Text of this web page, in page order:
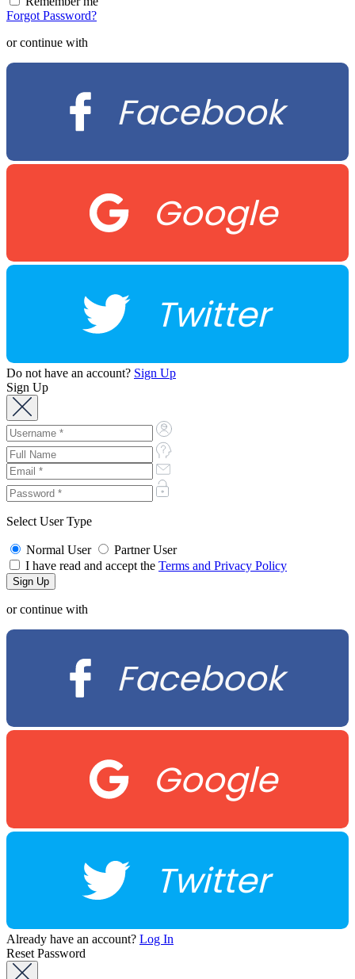
Forgot Password?
or continue with
Facebook
Google
Twitter
Do not have an account? Sign Up
Sign Up
Select User Type
Normal User
Partner User
I have read and accept the Terms and Privacy Policy
or continue with
Facebook
Google
Twitter
Already have an account? Log In
Reset Password